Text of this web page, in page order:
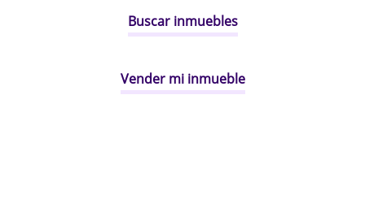
Buscar inmuebles
Vender mi inmueble